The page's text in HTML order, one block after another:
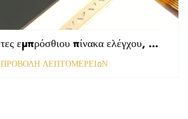
Ματές ετικέτες εμπρόσθιου πίνακα ελέγχου, τρυπημένες με αμαυρωμένη επιφάνεια, πάχους 0,25 mm, ετικέτες από πολυκαρβονικό ή PVC
ΠΡΟΒΟΛΗ ΛΕΠΤΟΜΕΡΕΙΩΝ